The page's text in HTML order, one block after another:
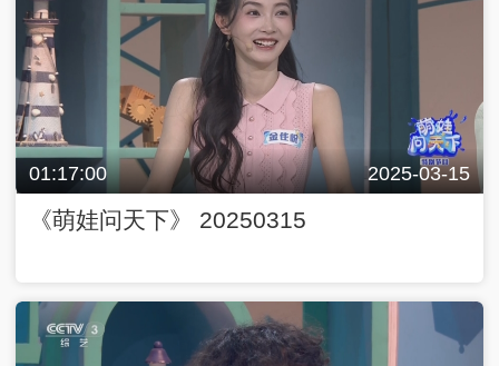
01:17:00 2025-03-15
《萌娃问天下》 20250315